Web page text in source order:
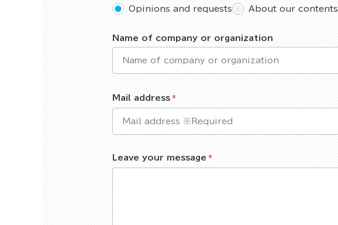
Opinions and requests
About our contents
Name of company or organization
Mail address
Leave your message